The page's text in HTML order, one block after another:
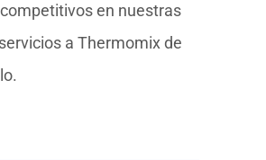
en nuestras
a Thermomix de